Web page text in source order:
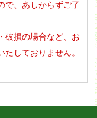
で、あしからずご了
破損の場合など、お
しておりません。